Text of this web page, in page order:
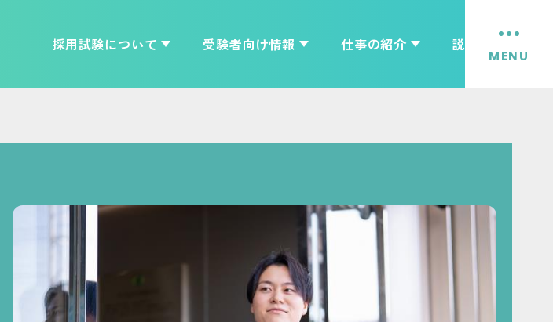
メインメニューです。
採用試験について 受験者向け情報 仕事の紹介 説明会情報